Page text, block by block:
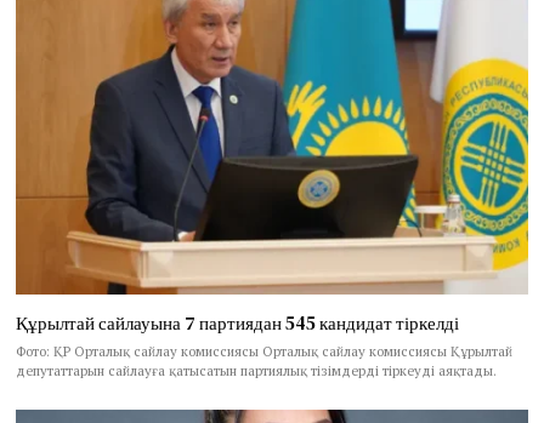
Құрылтай сайлауына 7 партиядан 545 кандидат тіркелді
Фото: ҚР Орталық сайлау комиссиясы Орталық сайлау комиссиясы Құрылтай
депутаттарын сайлауға қатысатын партиялық тізімдерді тіркеуді аяқтады.